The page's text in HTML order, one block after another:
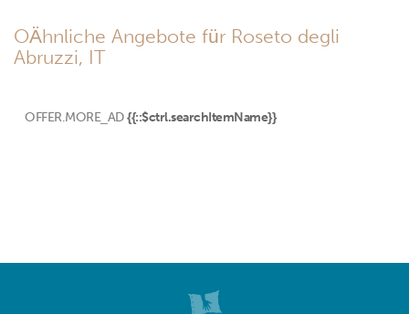
OÄhnliche Angebote für Roseto degli
Abruzzi, IT
OFFER.MORE_AD {{::$ctrl.searchItemName}}